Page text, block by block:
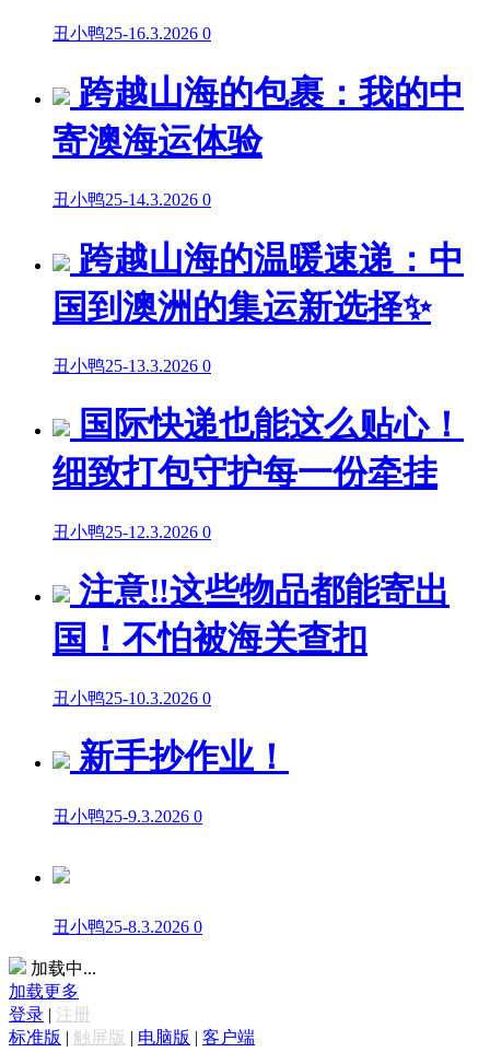
丑小鸭25-16.3.2026 0
跨越山海的包裹：我的中
寄澳海运体验
丑小鸭25-14.3.2026 0
跨越山海的温暖速递：中
国到澳洲的集运新选择✨
丑小鸭25-13.3.2026 0
国际快递也能这么贴心！
细致打包守护每一份牵挂
丑小鸭25-12.3.2026 0
注意‼️这些物品都能寄出
国！不怕被海关查扣
丑小鸭25-10.3.2026 0
新手抄作业！
丑小鸭25-9.3.2026 0
丑小鸭25-8.3.2026 0
加载中...
加载更多
登录 | 注册
标准版 | 触屏版 | 电脑版 | 客户端